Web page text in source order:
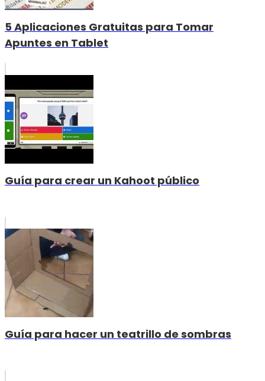
5 Aplicaciones Gratuitas para Tomar
Apuntes en Tablet
Guía para crear un Kahoot público
Guía para hacer un teatrillo de sombras